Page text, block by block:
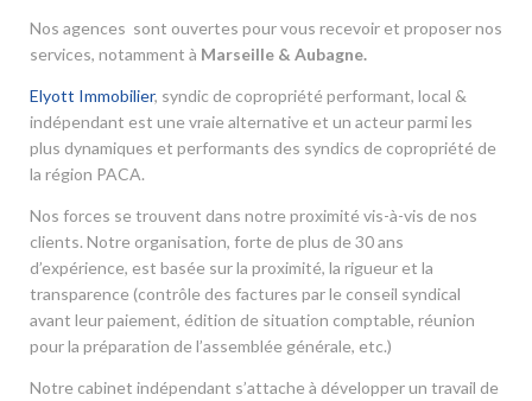
Nos agences sont ouvertes pour vous recevoir et proposer nos
services, notamment à Marseille & Aubagne.
Elyott Immobilier, syndic de copropriété performant, local &
indépendant est une vraie alternative et un acteur parmi les
plus dynamiques et performants des syndics de copropriété de
la région PACA.
Nos forces se trouvent dans notre proximité vis-à-vis de nos
clients. Notre organisation, forte de plus de 30 ans
d’expérience, est basée sur la proximité, la rigueur et la
transparence (contrôle des factures par le conseil syndical
avant leur paiement, édition de situation comptable, réunion
pour la préparation de l’assemblée générale, etc.)
Notre cabinet indépendant s’attache à développer un travail de